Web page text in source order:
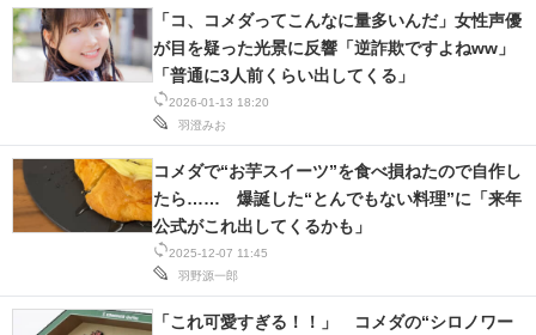
2026-01-13 18:20
羽澄みお
「コ、コメダってこんなに量多いんだ」女性声優
が目を疑った光景に反響「逆詐欺ですよねww」
「普通に3人前くらい出してくる」
2025-12-07 11:45
羽野源一郎
コメダで“お芋スイーツ”を食べ損ねたので自作し
たら…… 爆誕した“とんでもない料理”に「来年
公式がこれ出してくるかも」
「これ可愛すぎる！！」 コメダの“シロノワー